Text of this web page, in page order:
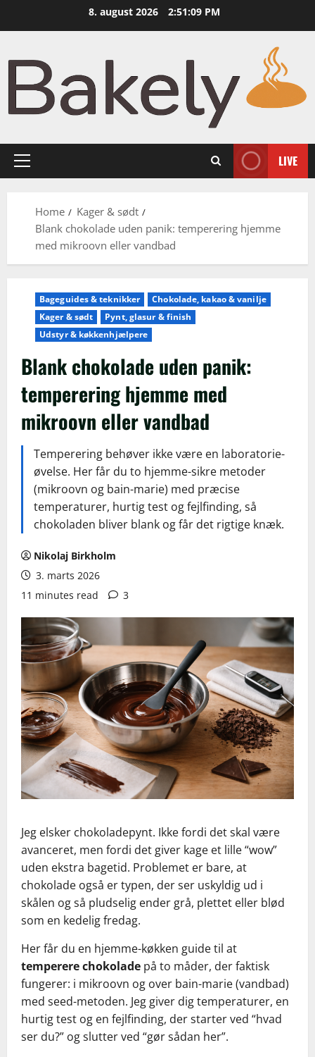
8. august 2026 2:51:11 PM
Primary
LIVE
Home
Kager & sødt
Blank chokolade uden panik: temperering hjemme
med mikroovn eller vandbad
Bageguides & teknikker
Chokolade, kakao & vanilje
Kager & sødt
Pynt, glasur & finish
Udstyr & køkkenhjælpere
Blank chokolade uden panik:
temperering hjemme med
mikroovn eller vandbad
Temperering behøver ikke være en laboratorie-
øvelse. Her får du to hjemme-sikre metoder
(mikroovn og bain-marie) med præcise
temperaturer, hurtig test og fejlfinding, så
chokoladen bliver blank og får det rigtige knæk.
Nikolaj Birkholm
3. marts 2026
11 minutes read
3
Jeg elsker chokoladepynt. Ikke fordi det skal være
avanceret, men fordi det giver kage et lille “wow”
uden ekstra bagetid. Problemet er bare, at
chokolade også er typen, der ser uskyldig ud i
skålen og så pludselig ender grå, plettet eller blød
som en kedelig fredag.
Her får du en hjemme-køkken guide til at
temperere chokolade på to måder, der faktisk
fungerer: i mikroovn og over bain-marie (vandbad)
med seed-metoden. Jeg giver dig temperaturer, en
hurtig test og en fejlfinding, der starter ved “hvad
ser du?” og slutter ved “gør sådan her”.